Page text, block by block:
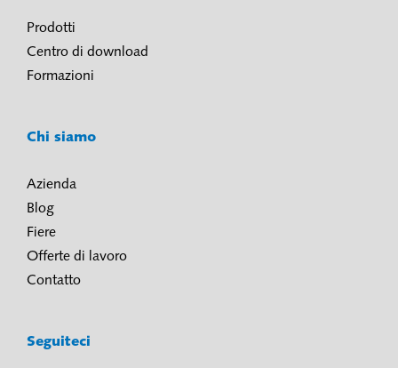
Prodotti
Centro di download
Formazioni
Chi siamo
Azienda
Blog
Fiere
Offerte di lavoro
Contatto
Seguiteci